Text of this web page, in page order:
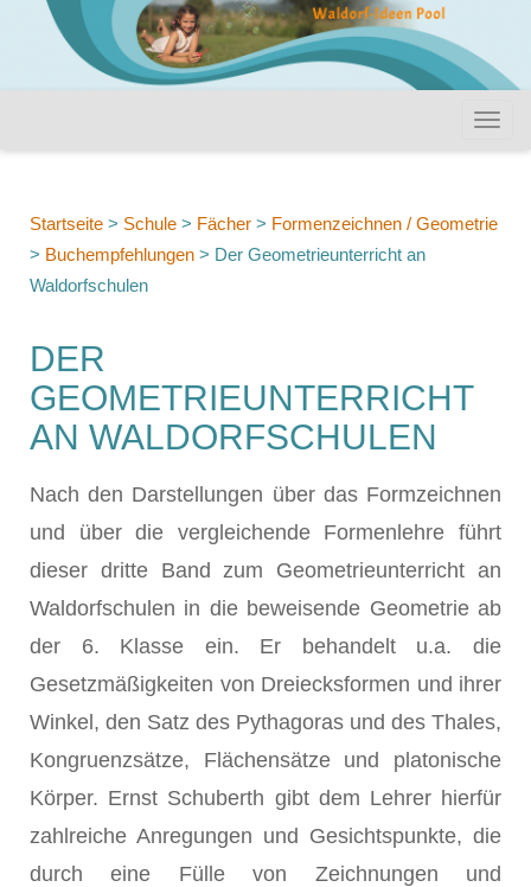
Startseite > Schule > Fächer > Formenzeichnen / Geometrie
> Buchempfehlungen > Der Geometrieunterricht an
Waldorfschulen
DER
GEOMETRIEUNTERRICHT
AN WALDORFSCHULEN
Nach den Darstellungen über das Formzeichnen
und über die vergleichende Formenlehre führt
dieser dritte Band zum Geometrieunterricht an
Waldorfschulen in die beweisende Geometrie ab
der 6. Klasse ein. Er behandelt u.a. die
Gesetzmäßigkeiten von Dreiecksformen und ihrer
Winkel, den Satz des Pythagoras und des Thales,
Kongruenzsätze, Flächensätze und platonische
Körper. Ernst Schuberth gibt dem Lehrer hierfür
zahlreiche Anregungen und Gesichtspunkte, die
durch eine Fülle von Zeichnungen und